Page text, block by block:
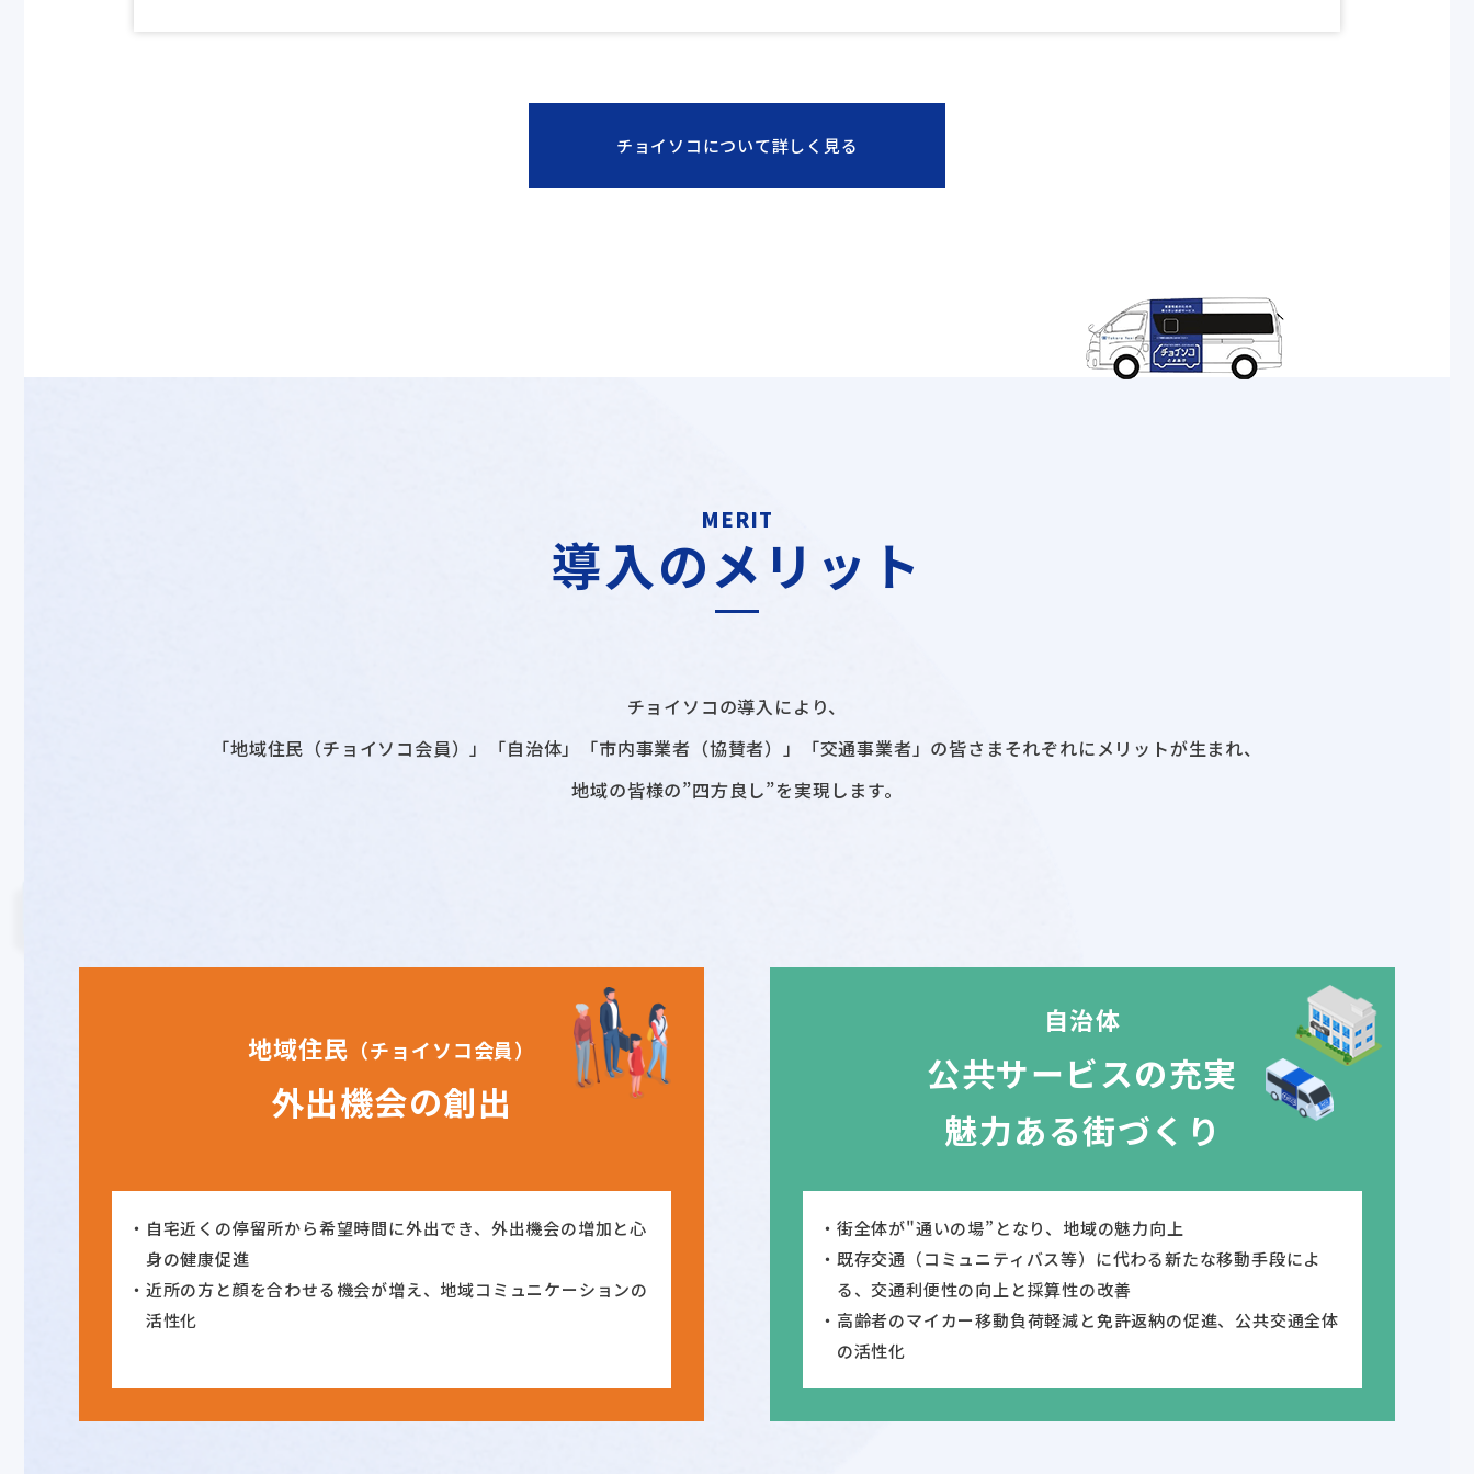
チョイソコについて詳しく見る
MERIT
導入のメリット
チョイソコの導入により、
「地域住民（チョイソコ会員）」「自治体」「市内事業者（協賛者）」「交通事業者」の皆さまそれぞれにメリットが生まれ、
地域の皆様の”四方良し”を実現します。
地域住民 （チョイソコ会員）
外出機会の創出
自宅近くの停留所から希望時間に外出でき、外出機会の増加と心
身の健康促進
近所の方と顔を合わせる機会が増え、地域コミュニケーションの
活性化
自治体
公共サービスの充実
魅力ある街づくり
街全体が"通いの場”となり、地域の魅力向上
既存交通（コミュニティバス等）に代わる新たな移動手段によ
る、交通利便性の向上と採算性の改善
高齢者のマイカー移動負荷軽減と免許返納の促進、公共交通全体
の活性化